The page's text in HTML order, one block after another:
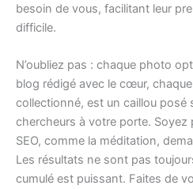
besoin de vous, facilitant leur
difficile.
N’oubliez pas : chaque photo
blog rédigé avec le cœur,
collectionné, est un caillou posé
chercheurs à votre porte.
SEO, comme la méditation,
Les résultats ne sont pas
cumulé est puissant. Faites de